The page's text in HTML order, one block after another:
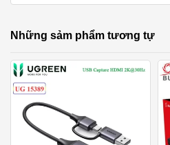
Những sảm phẩm tương tự